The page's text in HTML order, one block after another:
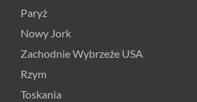
Paryż
Nowy Jork
Zachodnie Wybrzeże USA
Rzym
Toskania